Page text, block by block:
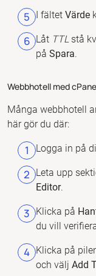
I fältet Värde
Låt TTL stå
på Spara.
Webbhotell med
Många webbhotell
här gör du där:
Logga in på
Leta upp
Editor.
Klicka på
du vill
Klicka på
och välj Add